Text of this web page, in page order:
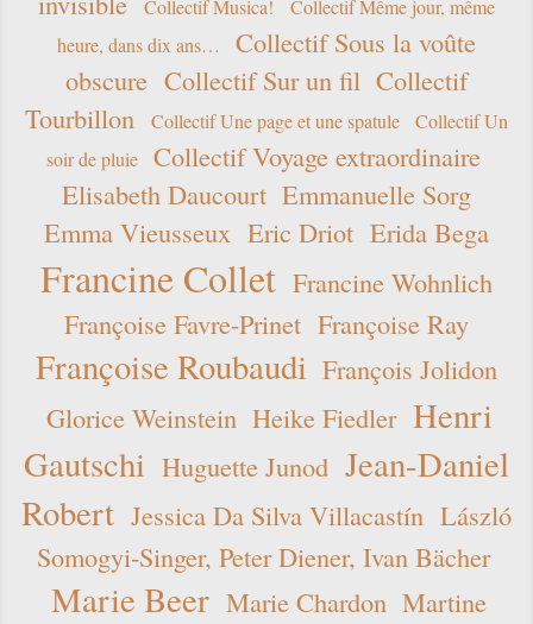
Collectif Musica!
Collectif Même jour, même
heure, dans dix ans…
Collectif Sous la voûte
obscure Collectif Sur un fil Collectif
Tourbillon
Collectif Une page et une spatule
Collectif Un
soir de pluie
Collectif Voyage extraordinaire
Elisabeth Daucourt Emmanuelle Sorg
Emma Vieusseux Eric Driot Erida Bega
Francine Collet Francine Wohnlich
Françoise Favre-Prinet Françoise Ray
Françoise Roubaudi François Jolidon
Glorice Weinstein Heike Fiedler Henri
Gautschi Huguette Junod Jean-Daniel
Robert Jessica Da Silva Villacastín László
Somogyi-Singer, Peter Diener, Ivan Bächer
Marie Beer Marie Chardon Martine